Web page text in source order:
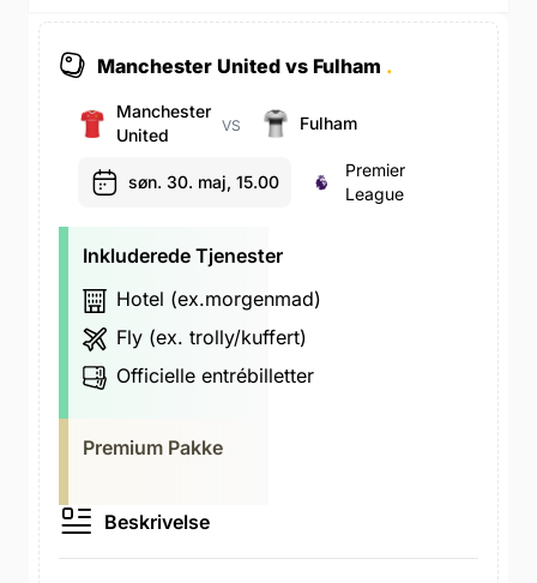
Manchester United vs Fulham .
Manchester
United
VS Fulham
søn. 30. maj, 15.00
Premier
League
Inkluderede Tjenester
Hotel (ex.morgenmad)
Fly (ex. trolly/kuffert)
Officielle entrébilletter
Premium Pakke
Beskrivelse